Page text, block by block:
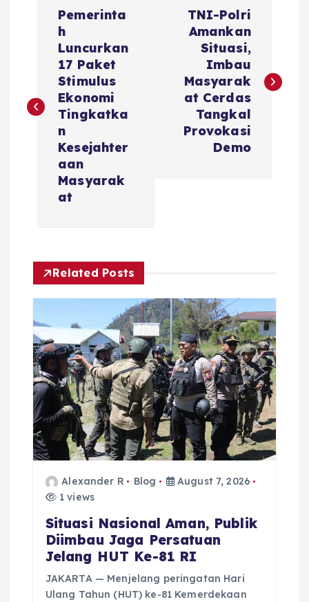
t
g
a
t
o
n
Pemerinta
h
Luncurkan
17 Paket
Stimulus
Ekonomi
Tingkatka
n
Kesejahter
aan
Masyarak
at
TNI-Polri
Amankan
Situasi,
Imbau
Masyarak
at Cerdas
Tangkal
Provokasi
Demo
Related Posts
Alexander R Blog
August 7, 2026
1 views
Situasi Nasional Aman, Publik
Diimbau Jaga Persatuan
Jelang HUT Ke-81 RI
JAKARTA — Menjelang peringatan Hari
Ulang Tahun (HUT) ke-81 Kemerdekaan